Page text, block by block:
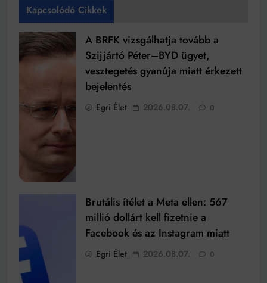
Kapcsolódó Cikkek
A BRFK vizsgálhatja tovább a
Szijjártó Péter–BYD ügyet,
vesztegetés gyanúja miatt érkezett
bejelentés
Egri Élet 2026.08.07. 0
Brutális ítélet a Meta ellen: 567
millió dollárt kell fizetnie a
Facebook és az Instagram miatt
Egri Élet 2026.08.07. 0